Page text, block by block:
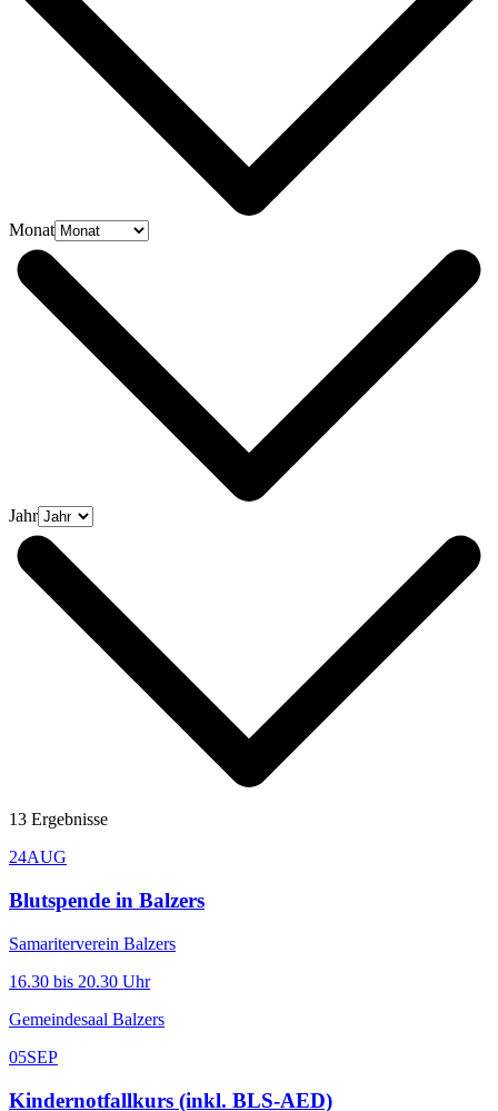
Monat
Jahr
13 Ergebnisse
24AUG
Blutspende in Balzers
Samariterverein Balzers
16.30 bis 20.30 Uhr
Gemeindesaal Balzers
05SEP
Kindernotfallkurs (inkl. BLS-AED)